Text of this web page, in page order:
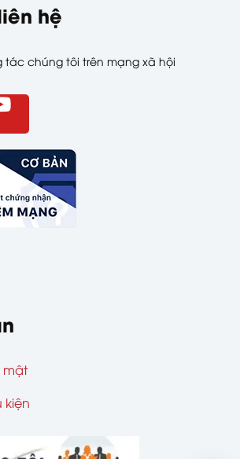
hệ
tác chúng tôi trên mạng xã hội
mật
kiện